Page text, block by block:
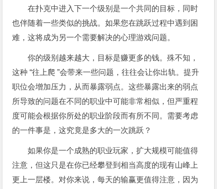
在扑克中进入下一个级别是一个共同的目标，同时
也伴随着一些类似的挑战。如果您在跳跃过程中遇到困
难，这将成为另一个需要解决的心理游戏问题。
你的级别越来越大，目标是赚更多的钱。殊不知，
这种 “往上爬 ”会带来一些问题，往往会让你出轨。提升
职位会增加压力，从而暴露弱点。这些暴露出来的弱点
所导致的问题在不同的职业中可能非常相似，但严重程
度可能会根据你所处的职业阶段而有所不同。需要考虑
的一件事是，这究竟是多大的一次跳跃？
如果你是一个成熟的职业玩家，扩大规模可能值得
注意，但这只是在你已经攀登到相当高度的现有山峰上
更上一层楼。对你来说，每天的输赢更值得注意，因为